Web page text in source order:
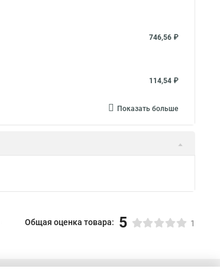
746,56 ₽
114,54 ₽
Показать больше
Общая оценка товара: 5 1